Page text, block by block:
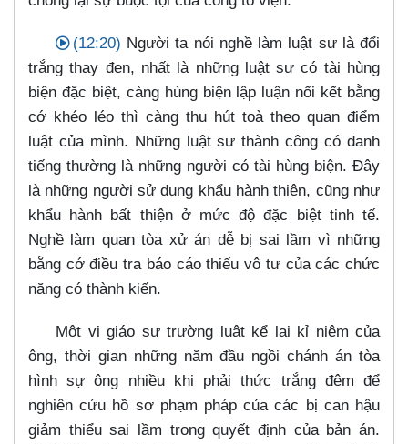
(12:20) Người ta nói nghề làm luật sư là đổi
trắng thay đen, nhất là những luật sư có tài hùng
biện đặc biệt, càng hùng biện lập luận nối kết bằng
cớ khéo léo thì càng thu hút toà theo quan điểm
luật của mình. Những luật sư thành công có danh
tiếng thường là những người có tài hùng biện. Đây
là những người sử dụng khẩu hành thiện, cũng như
khẩu hành bất thiện ở mức độ đặc biệt tinh tế.
Nghề làm quan tòa xử án dễ bị sai lầm vì những
bằng cớ điều tra báo cáo thiếu vô tư của các chức
năng có thành kiến.
Một vị giáo sư trường luật kể lại kỉ niệm của
ông, thời gian những năm đầu ngồi chánh án tòa
hình sự ông nhiều khi phải thức trắng đêm để
nghiên cứu hồ sơ phạm pháp của các bị can hậu
giảm thiểu sai lầm trong quyết định của bản án.